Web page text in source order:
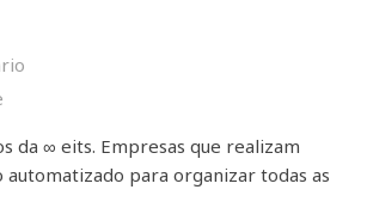
da ∞ eits. Empresas que realizam
automatizado para organizar todas as